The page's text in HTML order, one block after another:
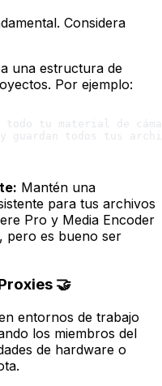
Considera
una estructura de
Por ejemplo:
todo tu material de
guardan todos tus
Mantén una
para tus archivos
Pro y Media Encoder
pero es bueno ser
🤝
entornos de trabajo
los miembros del
de hardware o